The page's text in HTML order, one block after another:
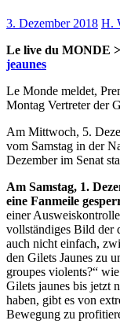
3. Dezember 2018 H.
Le live du MONDE >
jeaunes
Le Monde meldet,
Montag Vertreter der
Am Mittwoch, 5.
vom Samstag in der
Dezember im Senat
Am Samstag, 1.
eine Fanmeile
einer
vollständiges Bild der
auch nicht einfach,
den Gilets Jaunes zu
groupes violents?“
Gilets jaunes bis jetzt
haben, gibt es von
Bewegung zu